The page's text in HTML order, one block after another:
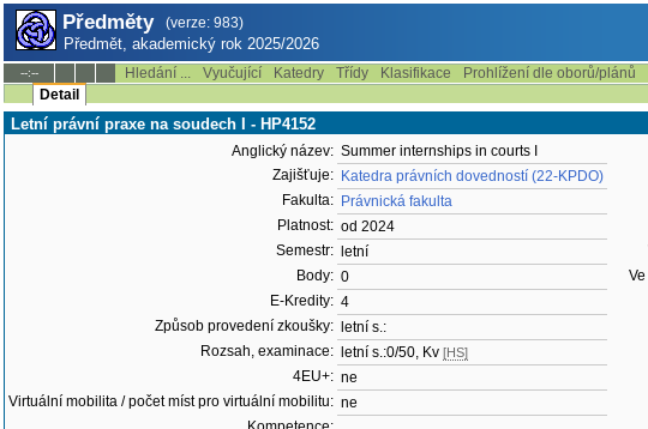
Předměty (verze: 983)
Předmět, akademický rok 2025/2026
--:-- Hledání ... Vyučující Katedry Třídy Klasifikace Prohlížení dle oborů/plánů
Detail
Letní právní praxe na soudech I - HP4152
Anglický název: Summer internships in courts I
Zajišťuje: Katedra právních dovedností (22-KPDO)
Fakulta: Právnická fakulta
Platnost: od 2024
Semestr:
letní
Body: 0
E-Kredity: 4
Způsob provedení zkoušky:
letní s.:
Rozsah, examinace:
letní s.:0/50, Kv [HS]
4EU+: ne
Virtuální mobilita / počet míst pro virtuální mobilitu: ne